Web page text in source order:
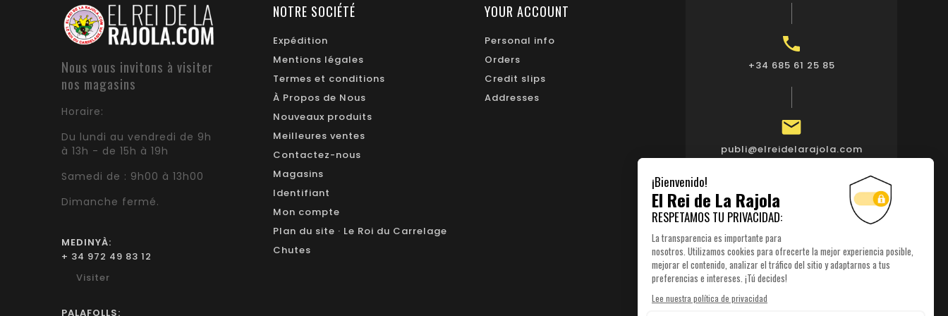
Nous vous invitons à visiter
nos magasins
Horaire:
Du lundi au vendredi de 9h
à 13h - de 15h à 19h
Samedi de : 9h00 à 13h00
Dimanche fermé.
MEDINYÀ:
+ 34 972 49 83 12
Visiter
PALAFOLLS:
NOTRE SOCIÉTÉ
Expédition
Mentions légales
Termes et conditions
À Propos de Nous
Nouveaux produits
Meilleures ventes
Contactez-nous
Magasins
Identifiant
Mon compte
Plan du site · Le Roi du Carrelage
Chutes
YOUR ACCOUNT
Personal info
Orders
Credit slips
Addresses

+34 685 61 25 85

publi@elreidelarajola.com